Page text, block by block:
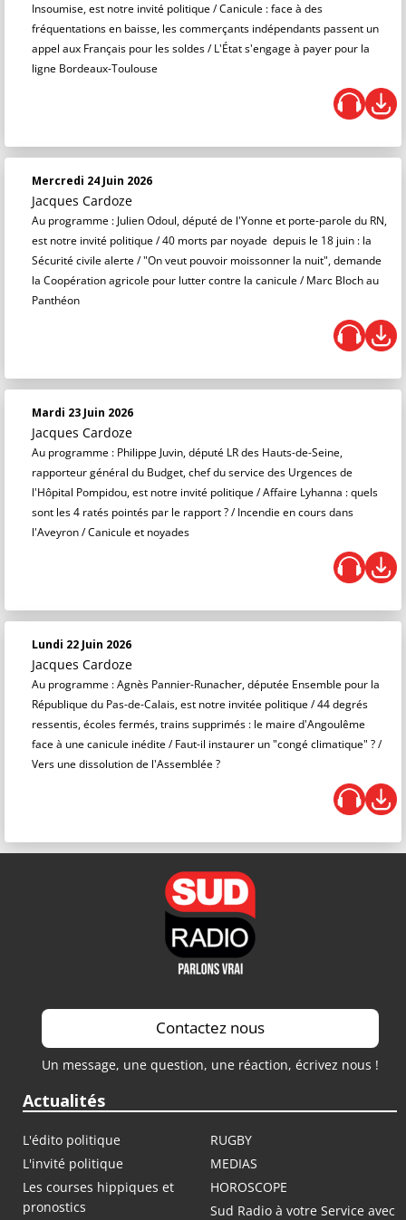
Insoumise, est notre invité politique / Canicule : face à des
fréquentations en baisse, les commerçants indépendants passent un
appel aux Français pour les soldes / L'État s'engage à payer pour la
ligne Bordeaux-Toulouse
Mercredi 24 Juin 2026
Jacques Cardoze
Au programme : Julien Odoul, député de l'Yonne et porte-parole du RN,
est notre invité politique / 40 morts par noyade depuis le 18 juin : la
Sécurité civile alerte / "On veut pouvoir moissonner la nuit", demande
la Coopération agricole pour lutter contre la canicule / Marc Bloch au
Panthéon
Mardi 23 Juin 2026
Jacques Cardoze
Au programme : Philippe Juvin, député LR des Hauts-de-Seine,
rapporteur général du Budget, chef du service des Urgences de
l'Hôpital Pompidou, est notre invité politique / Affaire Lyhanna : quels
sont les 4 ratés pointés par le rapport ? / Incendie en cours dans
l'Aveyron / Canicule et noyades
Lundi 22 Juin 2026
Jacques Cardoze
Au programme : Agnès Pannier-Runacher, députée Ensemble pour la
République du Pas-de-Calais, est notre invitée politique / 44 degrés
ressentis, écoles fermés, trains supprimés : le maire d'Angoulême
face à une canicule inédite / Faut-il instaurer un "congé climatique" ? /
Vers une dissolution de l'Assemblée ?
Contactez nous
Un message, une question, une réaction, écrivez nous !
Actualités
L'édito politique
RUGBY
L'invité politique
MEDIAS
Les courses hippiques et
pronostics
HOROSCOPE
Sud Radio à votre Service avec